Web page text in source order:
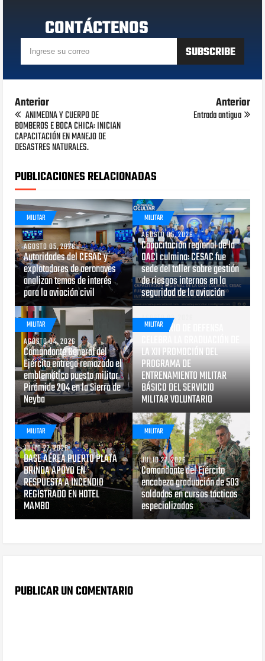
CONTÁCTENOS
Anterior
ANIMEDNA Y CUERPO DE
BOMBEROS E BOCA CHICA: INICIAN
CAPACITACIÓN EN MANEJO DE
DESASTRES NATURALES.
Anterior
Entrada antigua
PUBLICACIONES RELACIONADAS
MILITAR
AGOSTO 05, 2026
Autoridades del CESAC y
explotadores de aeronaves
analizan temas de interés
para la aviación civil
MILITAR
AGOSTO 05, 2026
Capacitación regional de la
OACI culmina: CESAC fue
sede del taller sobre gestión
de riesgos internos en la
seguridad de la aviación
MILITAR
AGOSTO 04, 2026
Comandante General del
Ejército entrega remozado el
emblemático puesto militar
Pirámide 204 en la Sierra de
Neyba
MILITAR
AGOSTO 03, 2026
MINISTERIO DE DEFENSA
LA XII PROMOCIÓN DEL
PROGRAMA DE
ENTRENAMIENTO MILITAR
BÁSICO DEL SERVICIO
MILITAR VOLUNTARIO
MILITAR
JULIO 27, 2026
BASE AÉREA PUERTO PLATA
BRINDA APOYO EN
RESPUESTA A INCENDIO
REGISTRADO EN HOTEL
MAMBO
MILITAR
JULIO 27, 2026
Comandante del Ejército
encabeza graduación de 503
soldados en cursos tácticos
especializados
PUBLICAR UN COMENTARIO